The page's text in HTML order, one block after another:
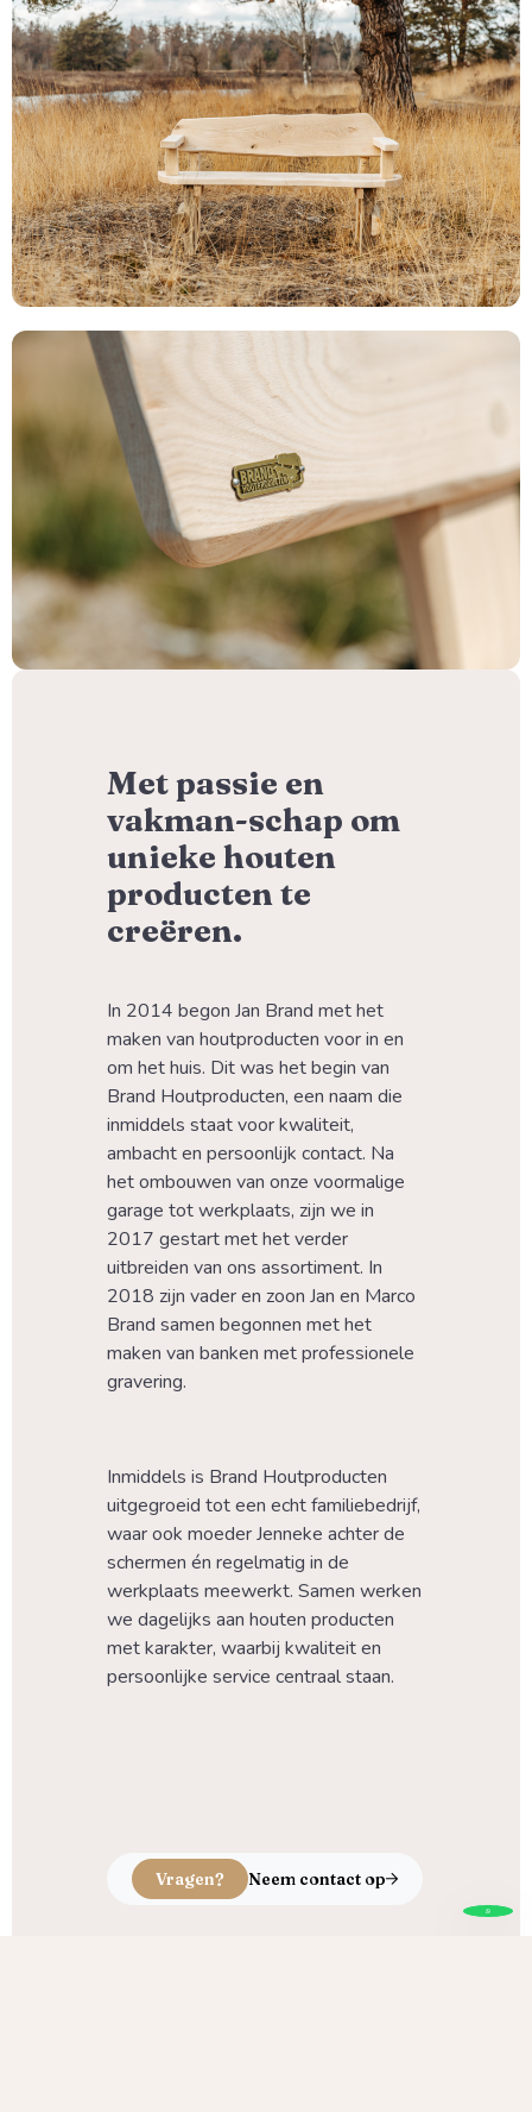
Met passie en
vakman-schap om
unieke houten
producten te
creëren.
In 2014 begon Jan Brand met het
maken van houtproducten voor in en
om het huis. Dit was het begin van
Brand Houtproducten, een naam die
inmiddels staat voor kwaliteit,
ambacht en persoonlijk contact. Na
het ombouwen van onze voormalige
garage tot werkplaats, zijn we in
2017 gestart met het verder
uitbreiden van ons assortiment. In
2018 zijn vader en zoon Jan en Marco
Brand samen begonnen met het
maken van banken met professionele
gravering.
Inmiddels is Brand Houtproducten
uitgegroeid tot een echt familiebedrijf,
waar ook moeder Jenneke achter de
schermen én regelmatig in de
werkplaats meewerkt. Samen werken
we dagelijks aan houten producten
met karakter, waarbij kwaliteit en
persoonlijke service centraal staan.
Vragen? Neem contact op